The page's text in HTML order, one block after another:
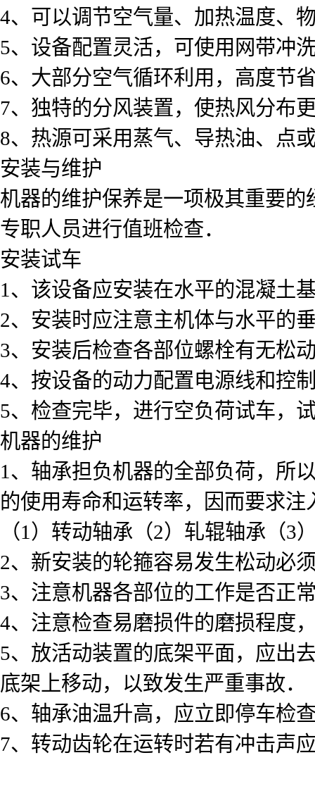
4、可以调节空气量、加热温度、
5、设备配置灵活，可使用网带冲
6、大部分空气循环利用，高度节
7、独特的分风装置，使热风分布
8、热源可采用蒸气、导热油、点
安装与维护
机器的维护保养是一项极其重要
专职人员进行值班检查．
安装试车
1、该设备应安装在水平的混凝土
2、安装时应注意主机体与水平的
3、安装后检查各部位螺栓有无松
4、按设备的动力配置电源线和控
5、检查完毕，进行空负荷试车，
机器的维护
1、轴承担负机器的全部负荷，所
的使用寿命和运转率，因而要求
（1）转动轴承（2）轧辊轴承（3
2、新安装的轮箍容易发生松动必
3、注意机器各部位的工作是否正
4、注意检查易磨损件的磨损程度
5、放活动装置的底架平面，应出
底架上移动，以致发生严重事故．
6、轴承油温升高，应立即停车检
7、转动齿轮在运转时若有冲击声